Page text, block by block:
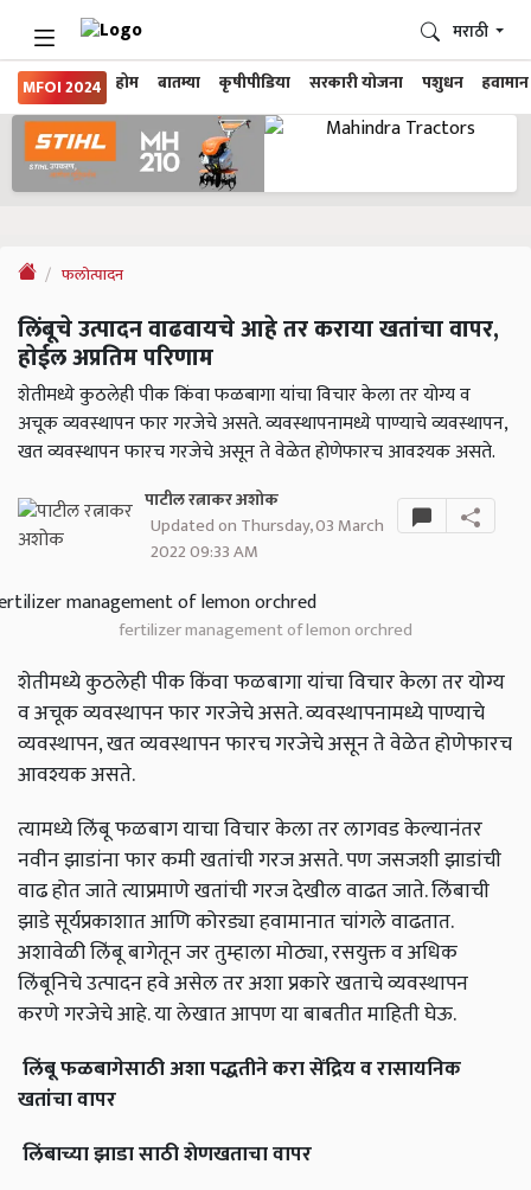
MFOI 2024 होम बातम्या कृषीपीडिया सरकारी योजना पशुधन हवामान
मराठी
फलोत्पादन
लिंबूचे उत्पादन वाढवायचे आहे तर कराया खतांचा वापर,
होईल अप्रतिम परिणाम
शेतीमध्ये कुठलेही पीक किंवा फळबागा यांचा विचार केला तर योग्य व
अचूक व्यवस्थापन फार गरजेचे असते. व्यवस्थापनामध्ये पाण्याचे व्यवस्थापन,
खत व्यवस्थापन फारच गरजेचे असून ते वेळेत होणेफारच आवश्यक असते.
पाटील रत्नाकर अशोक
Updated on Thursday, 03 March
2022 09:33 AM
fertilizer management of lemon orchred
शेतीमध्ये कुठलेही पीक किंवा फळबागा यांचा विचार केला तर योग्य
व अचूक व्यवस्थापन फार गरजेचे असते. व्यवस्थापनामध्ये पाण्याचे
व्यवस्थापन, खत व्यवस्थापन फारच गरजेचे असून ते वेळेत होणेफारच
आवश्यक असते.
त्यामध्ये लिंबू फळबाग याचा विचार केला तर लागवड केल्यानंतर
नवीन झाडांना फार कमी खतांची गरज असते. पण जसजशी झाडांची
वाढ होत जाते त्याप्रमाणे खतांची गरज देखील वाढत जाते. लिंबाची
झाडे सूर्यप्रकाशात आणि कोरड्या हवामानात चांगले वाढतात.
अशावेळी लिंबू बागेतून जर तुम्हाला मोठ्या, रसयुक्त व अधिक
लिंबूनिचे उत्पादन हवे असेल तर अशा प्रकारे खताचे व्यवस्थापन
करणे गरजेचे आहे. या लेखात आपण या बाबतीत माहिती घेऊ.
लिंबू फळबागेसाठी अशा पद्धतीने करा सेंद्रिय व रासायनिक
खतांचा वापर
लिंबाच्या झाडा साठी शेणखताचा वापर